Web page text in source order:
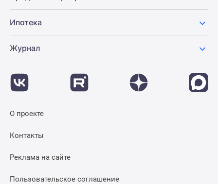
Ипотека
Журнал
О проекте
Контакты
Реклама на сайте
Пользовательское соглашение